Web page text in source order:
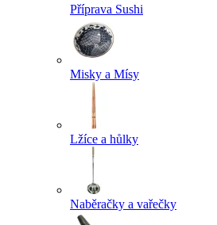
Příprava Sushi
Misky a Mísy
Lžíce a hůlky
Naběračky a vařečky